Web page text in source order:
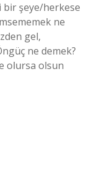
bir şeye/herkese
ne
gel,
ne demek?
olursa olsun